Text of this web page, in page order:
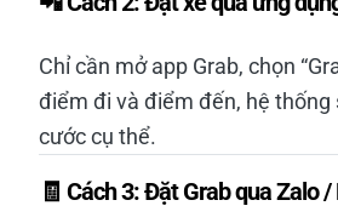
Chỉ cần mở app Grab, chọn
điểm đi và điểm đến, hệ thống
cước cụ thể.
🧾 Cách 3:Đặt Grab qua Zalo